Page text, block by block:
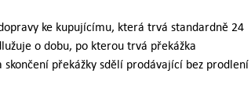
ke kupujícímu, která trvá standardně 24
o dobu, po kterou trvá překážka
skončení překážky sdělí prodávající bez prodlení